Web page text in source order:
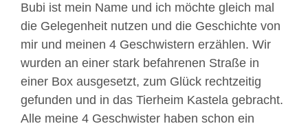
Bubi ist mein Name und ich möchte gleich mal
die Gelegenheit nutzen und die Geschichte von
mir und meinen 4 Geschwistern erzählen. Wir
wurden an einer stark befahrenen Straße in
einer Box ausgesetzt, zum Glück rechtzeitig
gefunden und in das Tierheim Kastela gebracht.
Alle meine 4 Geschwister haben schon ein